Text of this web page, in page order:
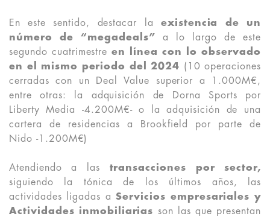
En este sentido, destacar la existencia de un
número de “megadeals”
a lo largo de este
segundo cuatrimestreen línea con lo observado
en el mismo periodo del 2024 (10 operaciones
cerradas con un Deal Value superior a 1.000M€,
entre otras: la adquisición de Dorna Sports por
Liberty Media -4.200M€- o la adquisición de una
cartera de residencias a Brookfield por parte de
Nido -1.200M€)
Atendiendo a las transacciones por sector,
siguiendo la tónica de los últimos años, las
actividades ligadas aServicios empresariales y
Actividades inmobiliarias son las que presentan